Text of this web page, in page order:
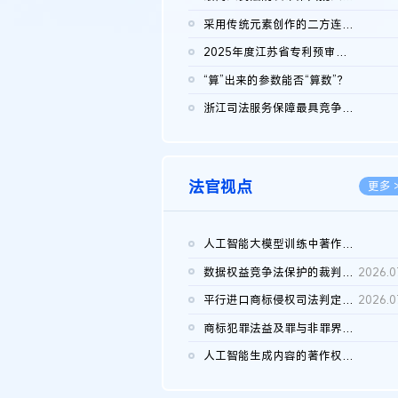
采用传统元素创作的二方连续装饰图案作品的独创性及侵权对比认定
2025年度江苏省专利预审典型案例
“算”出来的参数能否“算数”？
浙江司法服务保障最具竞争力营商环境建设典型案例（第二批）含侵...
法官视点 更多
人工智能大模型训练中著作权的合理使用
数据权益竞争法保护的裁判路径构建
平行进口商标侵权司法判定规则的困境与纾解
商标犯罪法益及罪与非罪界限研究
人工智能生成内容的著作权司法认定：演进逻辑、现实困境与规则建...